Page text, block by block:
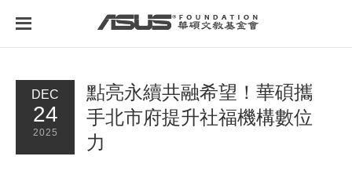
DEC
24
2025
點亮永續共融希望！華碩攜
手北市府提升社福機構數位
力